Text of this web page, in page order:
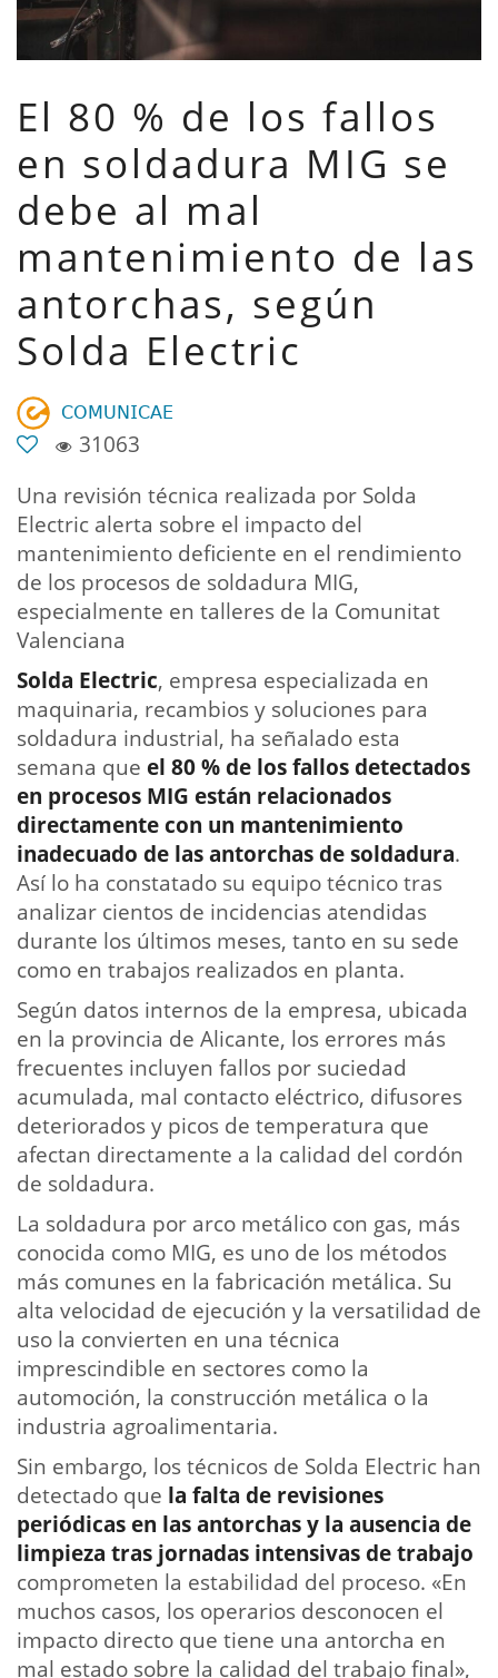
El 80 % de los fallos
en soldadura MIG se
debe al mal
mantenimiento de las
antorchas, según
Solda Electric
𝖢𝖮𝖬𝖴𝖭𝖨𝖢𝖠𝖤
31063
Una revisión técnica realizada por Solda
Electric alerta sobre el impacto del
mantenimiento deficiente en el rendimiento
de los procesos de soldadura MIG,
especialmente en talleres de la Comunitat
Valenciana
Solda Electric, empresa especializada en
maquinaria, recambios y soluciones para
soldadura industrial, ha señalado esta
semana que el 80 % de los fallos detectados
en procesos MIG están relacionados
directamente con un mantenimiento
inadecuado de las antorchas de soldadura.
Así lo ha constatado su equipo técnico tras
analizar cientos de incidencias atendidas
durante los últimos meses, tanto en su sede
como en trabajos realizados en planta.
Según datos internos de la empresa, ubicada
en la provincia de Alicante, los errores más
frecuentes incluyen fallos por suciedad
acumulada, mal contacto eléctrico, difusores
deteriorados y picos de temperatura que
afectan directamente a la calidad del cordón
de soldadura.
La soldadura por arco metálico con gas, más
conocida como MIG, es uno de los métodos
más comunes en la fabricación metálica. Su
alta velocidad de ejecución y la versatilidad de
uso la convierten en una técnica
imprescindible en sectores como la
automoción, la construcción metálica o la
industria agroalimentaria.
Sin embargo, los técnicos de Solda Electric han
detectado que la falta de revisiones
periódicas en las antorchas y la ausencia de
limpieza tras jornadas intensivas de trabajo
comprometen la estabilidad del proceso. «En
muchos casos, los operarios desconocen el
impacto directo que tiene una antorcha en
mal estado sobre la calidad del trabajo final»,